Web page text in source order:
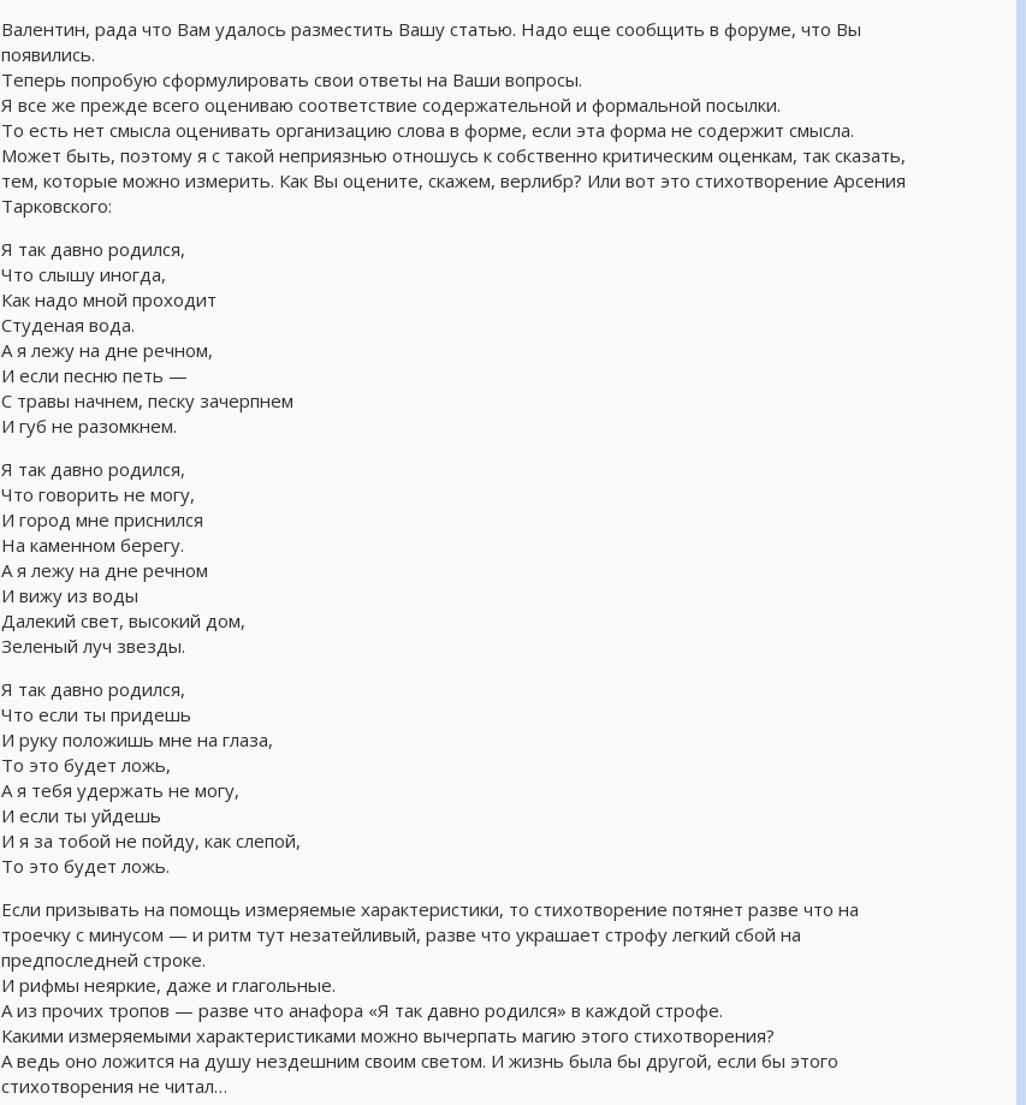
Валентин, рада что Вам удалось разместить Вашу статью. Надо еще сообщить в форуме, что Вы
появились.
Теперь попробую сформулировать свои ответы на Ваши вопросы.
Я все же прежде всего оцениваю соответствие содержательной и формальной посылки.
То есть нет смысла оценивать организацию слова в форме, если эта форма не содержит смысла.
Может быть, поэтому я с такой неприязнью отношусь к собственно критическим оценкам, так сказать,
тем, которые можно измерить. Как Вы оцените, скажем, верлибр? Или вот это стихотворение Арсения
Тарковского:
Я так давно родился,
Что слышу иногда,
Как надо мной проходит
Студеная вода.
А я лежу на дне речном,
И если песню петь —
С травы начнем, песку зачерпнем
И губ не разомкнем.
Я так давно родился,
Что говорить не могу,
И город мне приснился
На каменном берегу.
А я лежу на дне речном
И вижу из воды
Далекий свет, высокий дом,
Зеленый луч звезды.
Я так давно родился,
Что если ты придешь
И руку положишь мне на глаза,
То это будет ложь,
А я тебя удержать не могу,
И если ты уйдешь
И я за тобой не пойду, как слепой,
То это будет ложь.
Если призывать на помощь измеряемые характеристики, то стихотворение потянет разве что на
троечку с минусом — и ритм тут незатейливый, разве что украшает строфу легкий сбой на
предпоследней строке.
И рифмы неяркие, даже и глагольные.
А из прочих тропов — разве что анафора «Я так давно родился» в каждой строфе.
Какими измеряемыми характеристиками можно вычерпать магию этого стихотворения?
А ведь оно ложится на душу нездешним своим светом. И жизнь была бы другой, если бы этого
стихотворения не читал…